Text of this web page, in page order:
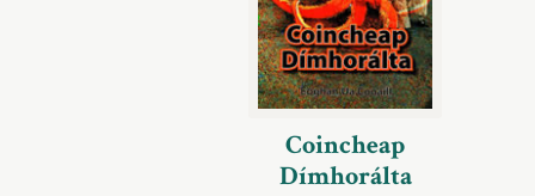
Coincheap
Dímhorálta